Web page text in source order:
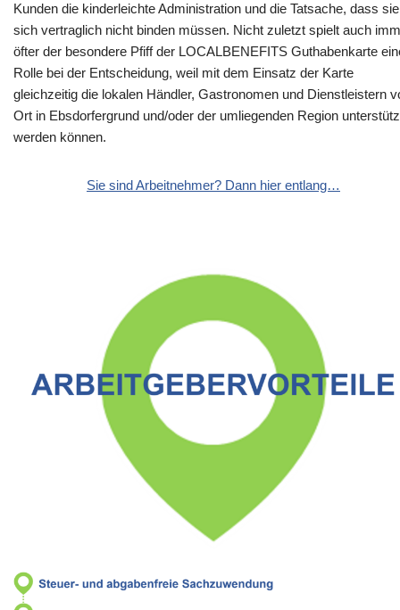
Kunden die kinderleichte Administration und die Tatsache, dass sie
sich vertraglich nicht binden müssen. Nicht zuletzt spielt auch
öfter der besondere Pfiff der LOCALBENEFITS Guthabenkarte
Rolle bei der Entscheidung, weil mit dem Einsatz der Karte
gleichzeitig die lokalen Händler, Gastronomen und Dienstleistern
Ort in Ebsdorfergrund und/oder der umliegenden Region
werden können.
Sie sind Arbeitnehmer? Dann hier entlang…